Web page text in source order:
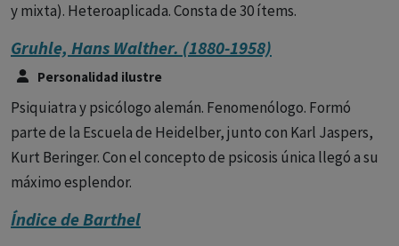
y mixta). Heteroaplicada. Consta de 30 ítems.
Gruhle, Hans Walther. (1880-1958)
Personalidad ilustre
Psiquiatra y psicólogo alemán. Fenomenólogo. Formó
parte de la Escuela de Heidelber, junto con Karl Jaspers,
Kurt Beringer. Con el concepto de psicosis única llegó a su
máximo esplendor.
Índice de Barthel